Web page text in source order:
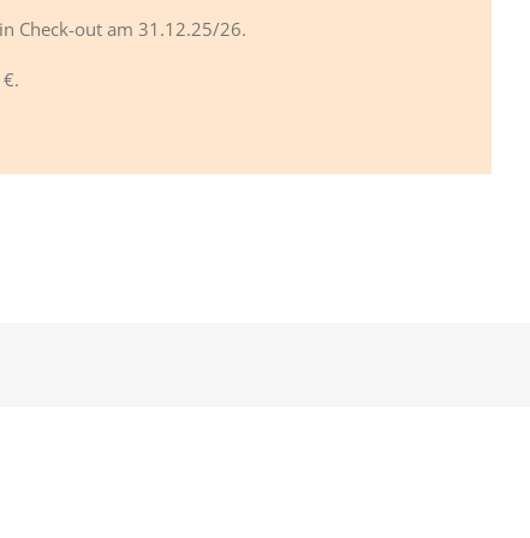
Check-out am 31.12.25/26.